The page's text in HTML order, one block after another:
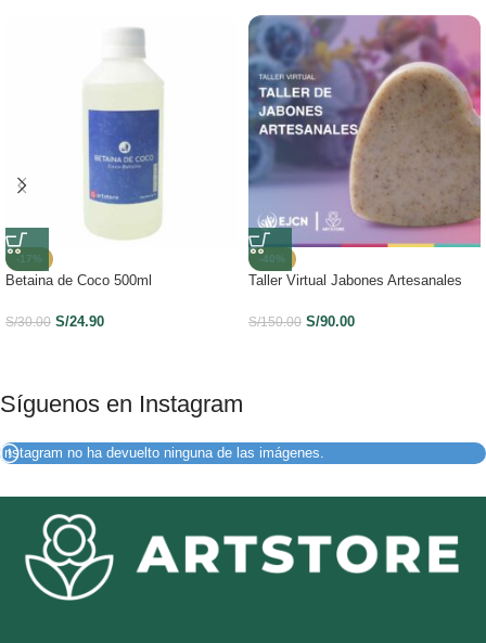
-17%
Betaina de Coco 500ml
S/30.00 S/24.90
-40%
Taller Virtual Jabones Artesanales
S/150.00 S/90.00
Síguenos en Instagram
Instagram no ha devuelto ninguna de las imágenes.